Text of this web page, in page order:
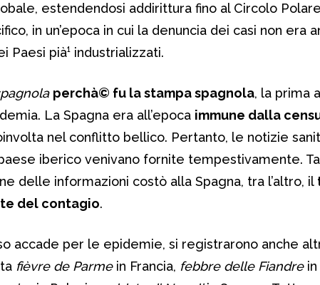
estendendosi addirittura fino al Circolo
in un’epoca in cui la denuncia dei casi non era
Paesi pià¹ industrializzati.
perchà© fu la stampa spagnola, la prima a
La Spagna era all’epoca immune dalla
nel conflitto bellico. Pertanto, le notizie
iberico venivano fornite tempestivamente.
delle informazioni costò alla Spagna, tra l’altro, il
del contagio.
accade per le epidemie, si registrarono anche
fièvre de Parmein Francia, febbre delle Fiandrein